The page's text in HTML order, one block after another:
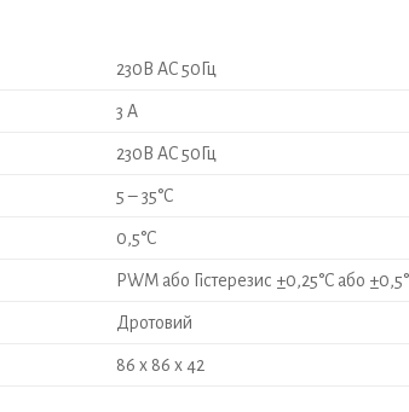
230В AC 50Гц
3 A
230В AC 50Гц
5 – 35°C
0,5°C
PWM або Гістерезис ±0,25°C або
Дротовий
86 x 86 x 42